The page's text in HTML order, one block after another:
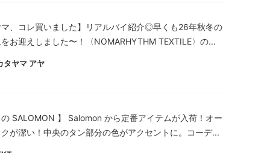
、コレ買いました】リアルバイ紹介◎早くも26年秋冬の
お迎えしました〜！〈NOMARHYTHM TEXTILE〉の...
タヤマ アヤ
SALOMON 】 Salomon から定番アイテムが入荷！オー
が潔い！中央のタン部分の色がアクセントに。コーデ...